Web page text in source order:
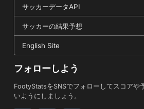
サッカーデータAPI
サッカーの結果予想
English Site
フォローしよう
FootyStatsをSNSでフォローしてスコアや
いようにしましょう。